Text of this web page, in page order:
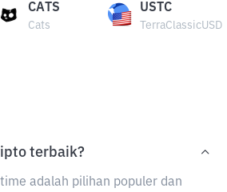
CATS
Cats
USTC
TerraClassicUSD
terbaik?
adalah pilihan populer dan